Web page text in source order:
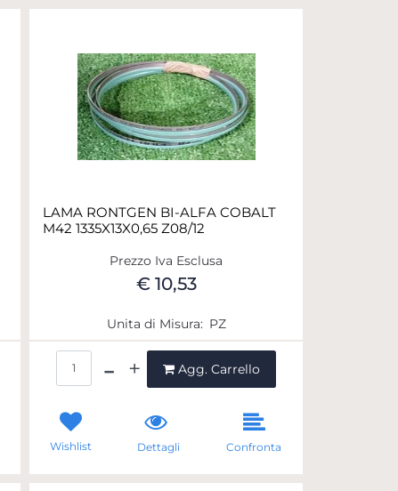
LAMA RONTGEN BI-ALFA COBALT
M42 1335X13X0,65 Z08/12
Prezzo Iva Esclusa
€ 10,53
Unita di Misura: PZ
Agg. Carrello
Wishlist Dettagli Confronta